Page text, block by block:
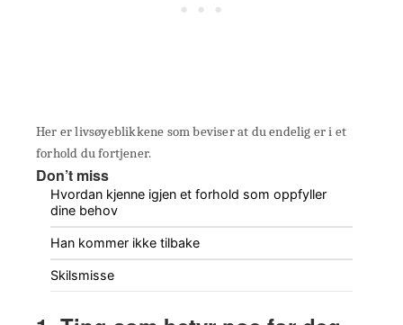
Her er livsøyeblikkene som beviser at du endelig er i et
forhold du fortjener.
Don’t miss
Hvordan kjenne igjen et forhold som oppfyller
dine behov
Han kommer ikke tilbake
Skilsmisse